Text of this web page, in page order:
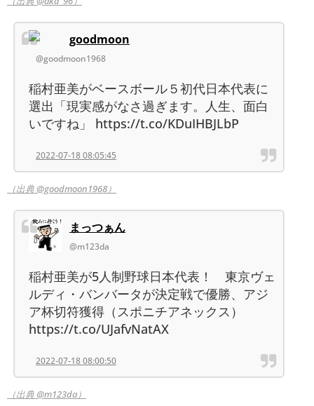
goodmoon
@goodmoon1968
稲村亜美がベースボール５初代日本代表に
選出「現実感がなさ過ぎます。人生、面白
いですね」 https://t.co/KDuIHBJLbP
2022-07-18 08:05:45
（出典 @goodmoon1968）
まっつぁん
@m123da
稲村亜美が5人制野球日本代表！ 東京ヴェ
ルディ・バンバータが決定戦で優勝、アジ
ア杯切符獲得（スポニチアネックス）
https://t.co/UJafvNatAX
2022-07-18 08:00:50
（出典 @m123da）